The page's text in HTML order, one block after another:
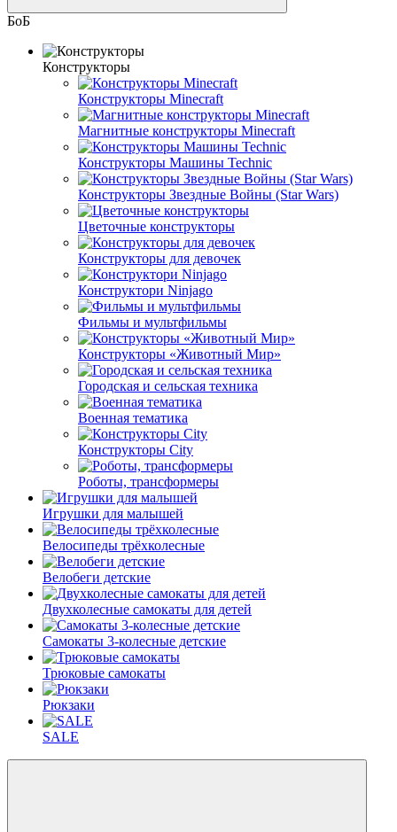
БоБ
Конструкторы
Конструкторы Minecraft
Магнитные конструкторы Minecraft
Конструкторы Машины Technic
Конструкторы Звездные Войны (Star Wars)
Цветочные конструкторы
Конструкторы для девочек
Конструктори Ninjago
Фильмы и мультфильмы
Конструкторы «Животный Мир»
Городская и сельская техника
Военная тематика
Конструкторы City
Роботы, трансформеры
Игрушки для малышей
Велосипеды трёхколесные
Велобеги детские
Двухколесные самокаты для детей
Самокаты 3-колесные детские
Трюковые самокаты
Рюкзаки
SALE